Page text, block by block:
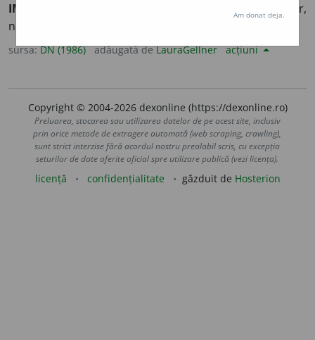
IMPREC
) Care nu este precis; nesigur,
neprecis, vag. /
sursa:DN (1986) adăugată deLauraGellner acțiuni
Copyright © 2004-2026 dexonline (https://dexonline.ro)
Preluarea, stocarea sau utilizarea datelor de pe acest site, inclusiv
prin orice metode de extragere automată (web scraping, crawling),
sunt strict interzise fără acordul nostru prealabil scris, cu excepția
seturilor de date oferite oficial spre utilizare publică (vezi licența).
licență confidențialitate găzduit de Hosterion
Am donat deja.